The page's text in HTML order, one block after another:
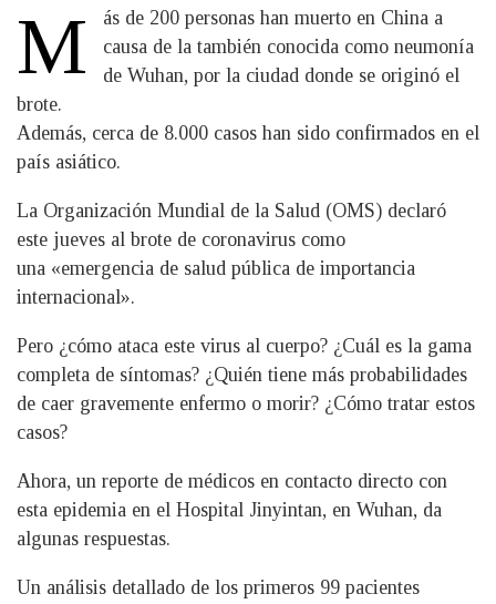
M
ás de 200 personas han muerto en China a
causa de la también conocida como neumonía
de Wuhan, por la ciudad donde se originó el
brote.
Además, cerca de 8.000 casos han sido confirmados en el
país asiático.
La Organización Mundial de la Salud (OMS) declaró
este jueves al brote de coronavirus como
una «emergencia de salud pública de importancia
internacional».
Pero ¿cómo ataca este virus al cuerpo? ¿Cuál es la gama
completa de síntomas? ¿Quién tiene más probabilidades
de caer gravemente enfermo o morir? ¿Cómo tratar estos
casos?
Ahora, un reporte de médicos en contacto directo con
esta epidemia en el Hospital Jinyintan, en Wuhan, da
algunas respuestas.
Un análisis detallado de los primeros 99 pacientes